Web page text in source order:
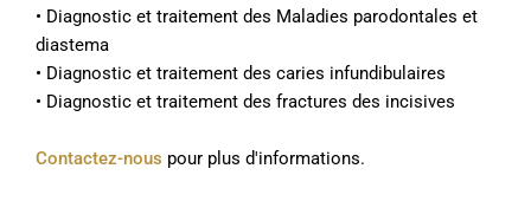
• Diagnostic et traitement des Maladies parodontales et
diastema
• Diagnostic et traitement des caries infundibulaires
• Diagnostic et traitement des fractures des incisives
Contactez-nous pour plus d'informations.